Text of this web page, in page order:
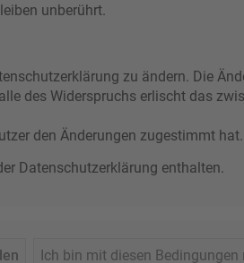
unberührt.
zu ändern. Die
des Widerspruchs erlischt das
den Änderungen zugestimmt hat.
Datenschutzerklärung enthalten.